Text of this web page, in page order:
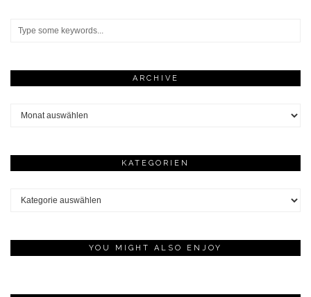
ARCHIVE
KATEGORIEN
YOU MIGHT ALSO ENJOY